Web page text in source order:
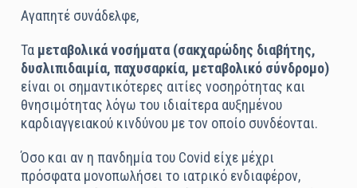
Αγαπητέ συνάδελφε,
Τα μεταβολικά νοσήματα (σακχαρώδης διαβήτης,
δυσλιπιδαιμία, παχυσαρκία, μεταβολικό σύνδρομο)
είναι οι σημαντικότερες αιτίες νοσηρότητας και
θνησιμότητας λόγω του ιδιαίτερα αυξημένου
καρδιαγγειακού κινδύνου με τον οποίο συνδέονται.
Όσο και αν η πανδημία του Covid είχε μέχρι
πρόσφατα μονοπωλήσει το ιατρικό ενδιαφέρον,